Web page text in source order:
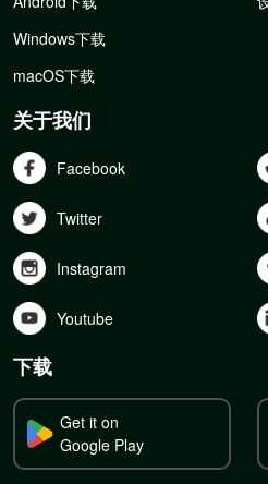
Windows下载
macOS下载
关于我们
Facebook
Twitter
Instagram
Youtube
下载
Get it on
Google Play